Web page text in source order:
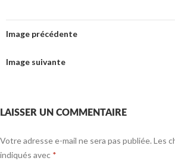
Image précédente
Image suivante
LAISSER UN COMMENTAIRE
Votre adresse e-mail ne sera pas publiée. Les
indiqués avec *